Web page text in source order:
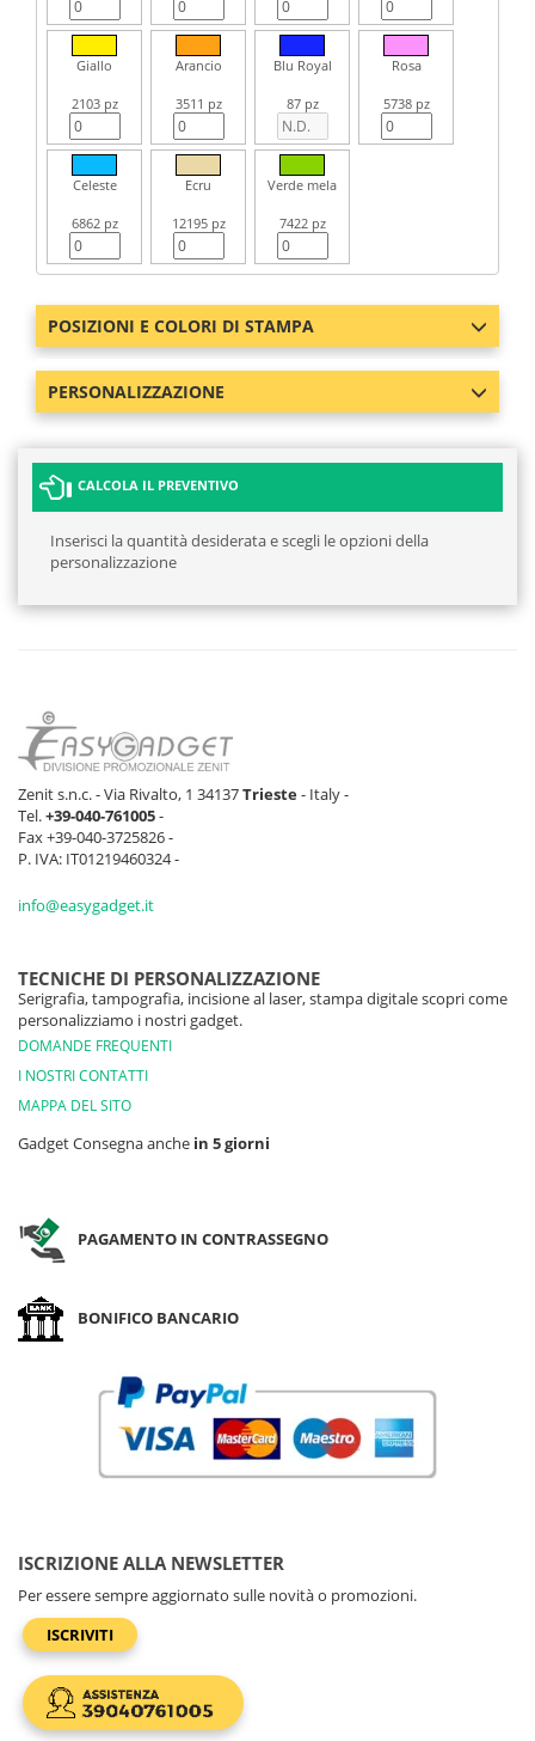
Giallo
2103 pz
Arancio
3511 pz
Blu Royal
87 pz
Rosa
5738 pz
Celeste
6862 pz
Ecru
12195 pz
Verde mela
7422 pz
POSIZIONI E COLORI DI STAMPA
PERSONALIZZAZIONE
CALCOLA IL PREVENTIVO
Inserisci la quantità desiderata e scegli le opzioni della
personalizzazione
Zenit s.n.c. - Via Rivalto, 1 34137Trieste- Italy -
Tel.+39-040-761005-
Fax +39-040-3725826 -
P. IVA: IT01219460324 -
info@easygadget.it
TECNICHE DI PERSONALIZZAZIONE
Serigrafia, tampografia, incisione al laser, stampa digitale scopri come
personalizziamo i nostri gadget.
DOMANDE FREQUENTI
I NOSTRI CONTATTI
MAPPA DEL SITO
Gadget Consegna anche in 5 giorni
PAGAMENTO IN CONTRASSEGNO
BONIFICO BANCARIO
ISCRIZIONE ALLA NEWSLETTER
Per essere sempre aggiornato sulle novità o promozioni.
ISCRIVITI